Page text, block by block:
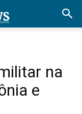
na
e